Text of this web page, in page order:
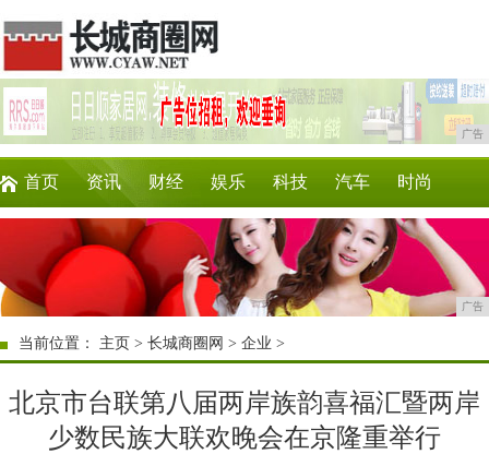
广告
首页 资讯 财经 娱乐 科技 汽车 时尚
游戏 美食 商讯 消费 购物
广告
当前位置： 主页 >长城商圈网 >企业 >
北京市台联第八届两岸族韵喜福汇暨两岸
少数民族大联欢晚会在京隆重举行